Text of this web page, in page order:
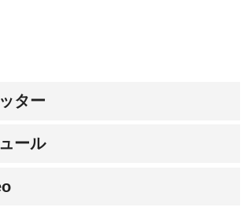
ター
ール